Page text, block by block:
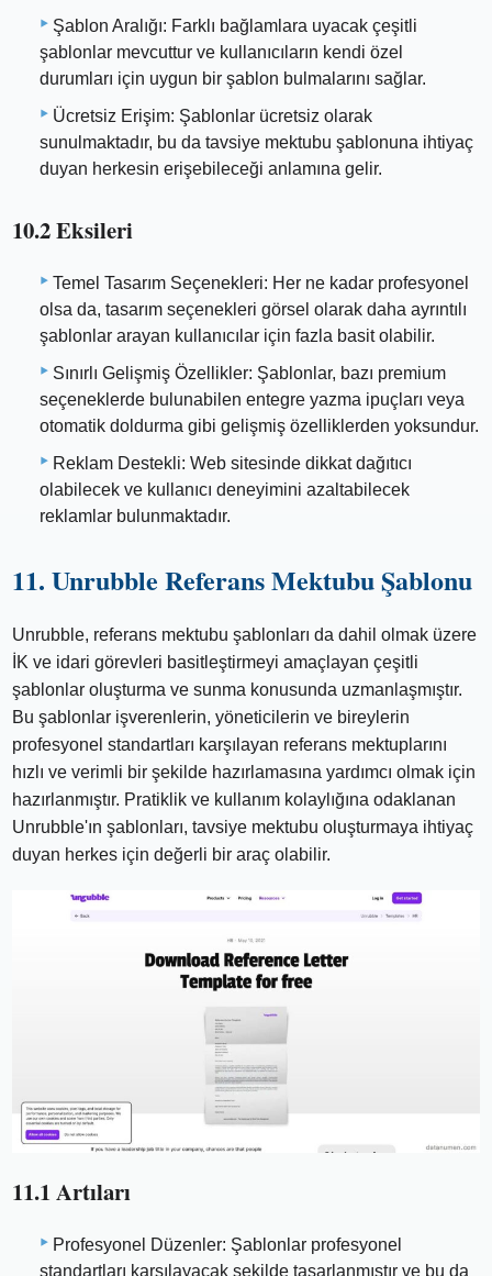
Şablon Aralığı: Farklı bağlamlara uyacak çeşitli
şablonlar mevcuttur ve kullanıcıların kendi özel
durumları için uygun bir şablon bulmalarını sağlar.
Ücretsiz Erişim: Şablonlar ücretsiz olarak
sunulmaktadır, bu da tavsiye mektubu şablonuna ihtiyaç
duyan herkesin erişebileceği anlamına gelir.
10.2 Eksileri
Temel Tasarım Seçenekleri: Her ne kadar profesyonel
olsa da, tasarım seçenekleri görsel olarak daha ayrıntılı
şablonlar arayan kullanıcılar için fazla basit olabilir.
Sınırlı Gelişmiş Özellikler: Şablonlar, bazı premium
seçeneklerde bulunabilen entegre yazma ipuçları veya
otomatik doldurma gibi gelişmiş özelliklerden yoksundur.
Reklam Destekli: Web sitesinde dikkat dağıtıcı
olabilecek ve kullanıcı deneyimini azaltabilecek
reklamlar bulunmaktadır.
11. Unrubble Referans Mektubu Şablonu
Unrubble, referans mektubu şablonları da dahil olmak üzere
İK ve idari görevleri basitleştirmeyi amaçlayan çeşitli
şablonlar oluşturma ve sunma konusunda uzmanlaşmıştır.
Bu şablonlar işverenlerin, yöneticilerin ve bireylerin
profesyonel standartları karşılayan referans mektuplarını
hızlı ve verimli bir şekilde hazırlamasına yardımcı olmak için
hazırlanmıştır. Pratiklik ve kullanım kolaylığına odaklanan
Unrubble'ın şablonları, tavsiye mektubu oluşturmaya ihtiyaç
duyan herkes için değerli bir araç olabilir.
11.1 Artıları
Profesyonel Düzenler: Şablonlar profesyonel
standartları karşılayacak şekilde tasarlanmıştır ve bu da